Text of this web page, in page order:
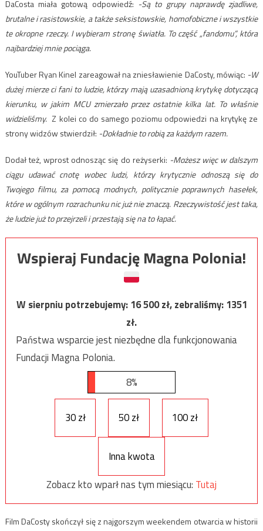
DaCosta miała gotową odpowiedź: -Są to grupy naprawdę zjadliwe,
brutalne i rasistowskie, a także seksistowskie, homofobiczne i wszystkie
te okropne rzeczy. I wybieram stronę światła. To część „fandomu”, która
najbardziej mnie pociąga.
YouTuber Ryan Kinel zareagował na zniesławienie DaCosty, mówiąc: -W
dużej mierze ci fani to ludzie, którzy mają uzasadnioną krytykę dotyczącą
kierunku, w jakim MCU zmierzało przez ostatnie kilka lat. To właśnie
widzieliśmy.Z kolei co do samego poziomu odpowiedzi na krytykę ze
strony widzów stwierdził: -Dokładnie to robią za każdym razem.
Dodał też, wprost odnosząc się do reżyserki: -Możesz więc w dalszym
ciągu udawać cnotę wobec ludzi, którzy krytycznie odnoszą się do
Twojego filmu, za pomocą modnych, politycznie poprawnych hasełek,
które w ogólnym rozrachunku nic już nie znaczą. Rzeczywistość jest taka,
że ludzie już to przejrzeli i przestają się na to łapać.
Wspieraj Fundację Magna Polonia!
W sierpniu potrzebujemy:16 500zł, zebraliśmy:1351
zł.
Państwa wsparcie jest niezbędne dla funkcjonowania
Fundacji Magna Polonia.
8%
30 zł 50 zł 100 zł
Inna kwota
Zobacz kto wparł nas tym miesiącu: Tutaj
Film DaCosty skończył się z najgorszym weekendem otwarcia w historii